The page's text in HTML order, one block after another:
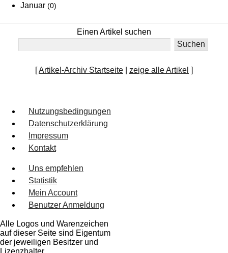
Januar (0)
Einen Artikel suchen
[Artikel-Archiv Startseite zeige alle Artikel ]
Nutzungsbedingungen
Datenschutzerklärung
Impressum
Kontakt
Uns empfehlen
Statistik
Mein Account
Benutzer Anmeldung
Alle Logos und Warenzeichen
auf dieser Seite sind Eigentum
der jeweiligen Besitzer und